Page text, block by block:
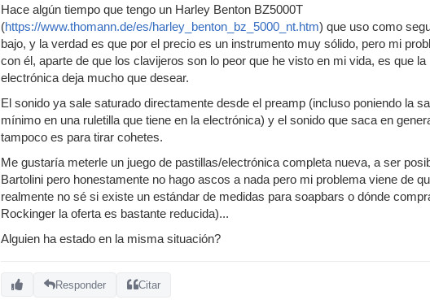
Hace algún tiempo que tengo un Harley Benton BZ5000T
(https://www.thomann.de/es/harley_benton_bz_5000_nt.htm) que uso como
bajo, y la verdad es que por el precio es un instrumento muy sólido, pero mi
con él, aparte de que los clavijeros son lo peor que he visto en mi vida, es que la
electrónica deja mucho que desear.
El sonido ya sale saturado directamente desde el preamp (incluso poniendo la
mínimo en una ruletilla que tiene en la electrónica) y el sonido que saca en
tampoco es para tirar cohetes.
Me gustaría meterle un juego de pastillas/electrónica completa nueva, a ser
Bartolini pero honestamente no hago ascos a nada pero mi problema viene de
realmente no sé si existe un estándar de medidas para soapbars o dónde
Rockinger la oferta es bastante reducida)...
Alguien ha estado en la misma situación?
Responder Citar